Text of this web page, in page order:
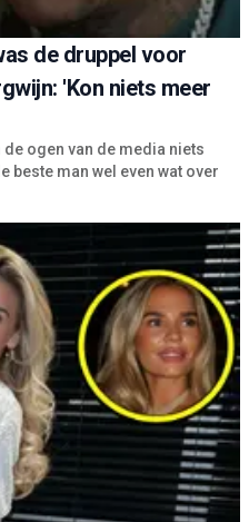
de druppel voor
'Kon niets meer
ogen van de media niets
beste man wel even wat over